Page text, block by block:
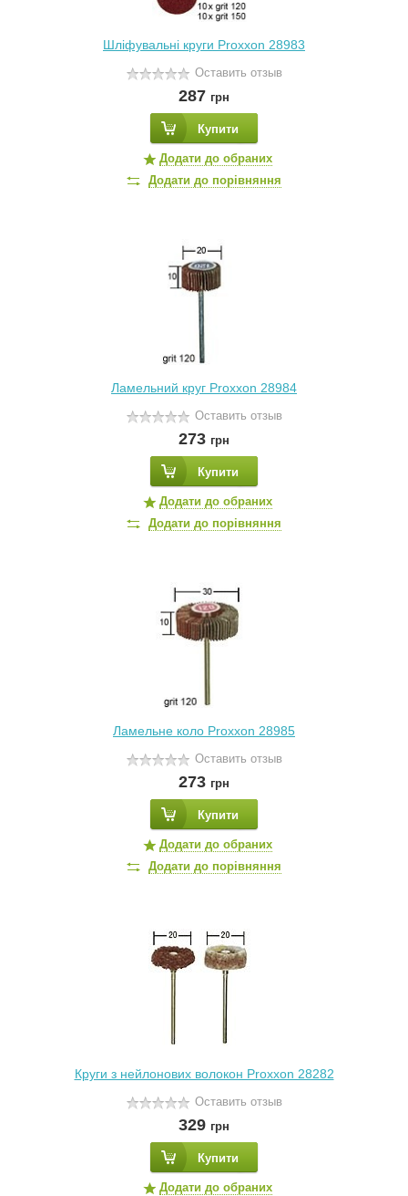
Шліфувальні круги Proxxon 28983
Оставить отзыв
287 грн
Купити
Додати до обраних
Додати до порівняння
Ламельний круг Proxxon 28984
Оставить отзыв
273 грн
Купити
Додати до обраних
Додати до порівняння
Ламельне коло Proxxon 28985
Оставить отзыв
273 грн
Купити
Додати до обраних
Додати до порівняння
Круги з нейлонових волокон Proxxon 28282
Оставить отзыв
329 грн
Купити
Додати до обраних